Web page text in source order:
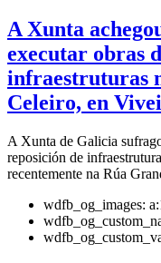
A Xunta
executar obras
infraestruturas
Celeiro, en
A Xunta de Galicia
reposición de
recentemente na Rúa
wdfb_og_images: